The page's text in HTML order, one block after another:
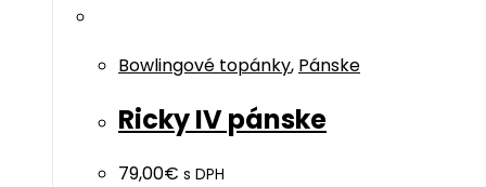
Bowlingové topánky, Pánske
Ricky IV pánske
79,00€ s DPH